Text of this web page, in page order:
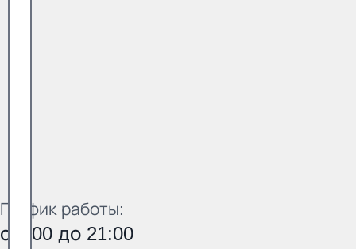
График работы:
с 9:00 до 21:00